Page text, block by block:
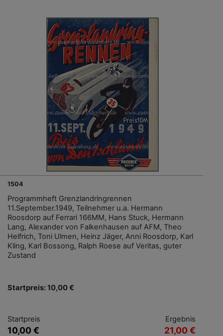
1504
Programmheft Grenzlandringrennen
11.September.1949, Teilnehmer u.a. Hermann
Roosdorp auf Ferrari 166MM, Hans Stuck, Hermann
Lang, Alexander von Falkenhausen auf AFM, Theo
Helfrich, Toni Ulmen, Heinz Jäger, Anni Roosdorp, Karl
Kling, Karl Bossong, Ralph Roese auf Veritas, guter
Zustand
Startpreis: 10,00 €
Startpreis
10,00 €
Ergebnis
21,00 €